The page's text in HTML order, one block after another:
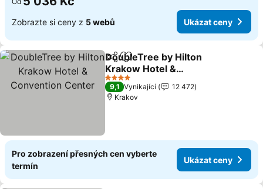
Zobrazte si ceny z 5 webů Ukázat ceny
SdíletPřidat na seznam oblíbených
DoubleTree by Hilton
Krakow Hotel &
Convention Center
4 Počet hvězdiček
9,1 Vynikající
12 472
Krakov
Pro zobrazení přesných cen vyberte
termín
Ukázat ceny